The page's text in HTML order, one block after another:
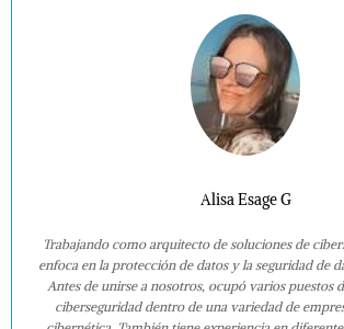
Alisa Esage G
Trabajando como arquitecto de soluciones de
enfoca en la protección de datos y la seguridad de
Antes de unirse a nosotros, ocupó varios puestos
ciberseguridad dentro de una variedad de